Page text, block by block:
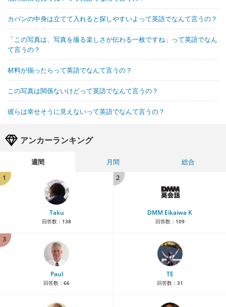
カバンの中身は立てて入れると探しやすいよって英語でなんて言うの？
「この写真は、写真を撮る楽しさが伝わる一枚ですね」って英語でなん
て言うの？
材料が揃ったらって英語でなんて言うの？
この写真は関係ないけどって英語でなんて言うの？
彼らは幸せそうに見えないって英語でなんて言うの？
アンカーランキング
週間 月間
総合
1
Taku
回答数： 138
2
DMM Eikaiwa K
回答数： 109
3
Paul
回答数： 66
TE
回答数： 31